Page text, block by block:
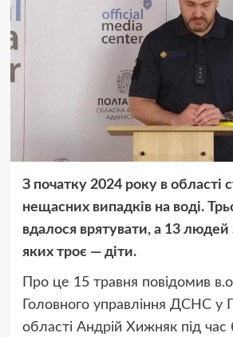
З початку 2024 року в області
нещасних випадків на воді.
вдалося врятувати, а 13 людей
яких троє — діти.
Про це 15 травня повідомив
Головного управління ДСНС у
області Андрій Хижняк під час